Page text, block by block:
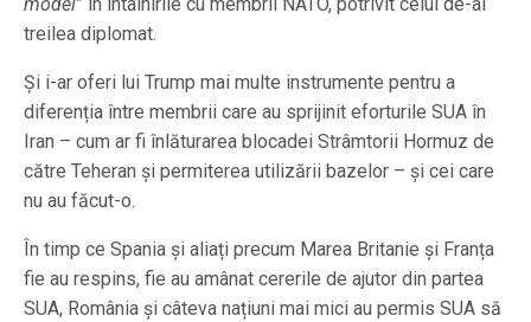
treilea diplomat.
Și i-ar oferi lui Trump mai multe instrumente pentru a
diferenția între membrii care au sprijinit eforturile SUA în
Iran – cum ar fi înlăturarea blocadei Strâmtorii Hormuz de
către Teheran și permiterea utilizării bazelor – și cei care
nu au făcut-o.
În timp ce Spania și aliați precum Marea Britanie și Franța
fie au respins, fie au amânat cererile de ajutor din partea
SUA, România și câteva națiuni mai mici au permis SUA să